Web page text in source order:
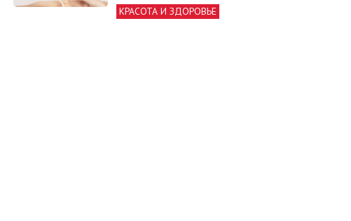
КРАСОТА И ЗДОРОВЬЕ